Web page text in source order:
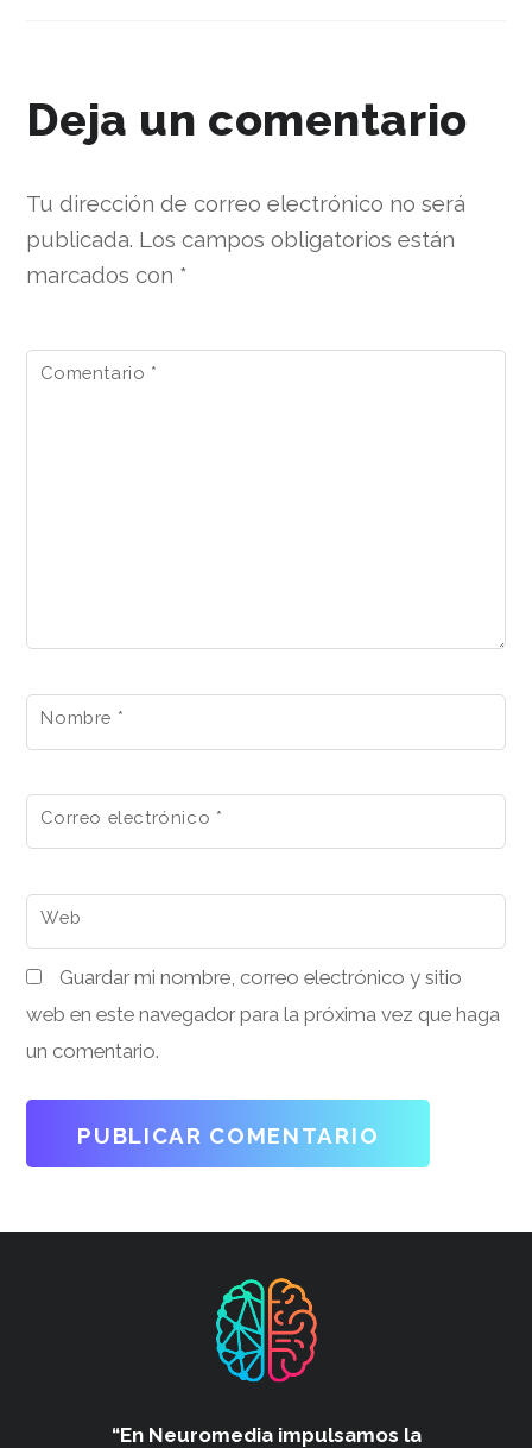
Deja un comentario
Tu dirección de correo electrónico no será
publicada. Los campos obligatorios están
marcados con *
Comentario *
Nombre *
Correo electrónico *
Web
Guardar mi nombre, correo electrónico y sitio
web en este navegador para la próxima vez que haga
un comentario.
“En Neuromedia impulsamos la